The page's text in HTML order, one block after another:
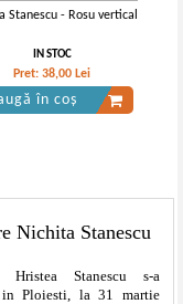
Stanescu - Rosu vertical
IN STOC
Pret:38,00 Lei
în coș
Nichita Stanescu
Hristea Stanescu s-a
in Ploiesti, la 31 martie